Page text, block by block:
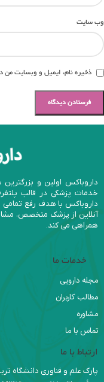
وب‌ سایت
ذخیره نام، ایمیل و وبسایت من
داروباکس اولین و
خدمات پزشکی در قالب
داروباکس با هدف رفع تمامی
آنلاین از پزشک متخصص،
همراهی می کند.
خدمات ما
مجله دارویی
مطالب کاربران
مشاوره
تماس با ما
ارتباط با ما
پارک علم و فناوری دانشگاه